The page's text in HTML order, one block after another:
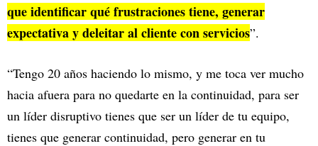
que identificar qué frustraciones tiene, generar
expectativa y deleitar al cliente con servicios”.
“Tengo 20 años haciendo lo mismo, y me toca ver mucho
hacia afuera para no quedarte en la continuidad, para ser
un líder disruptivo tienes que ser un líder de tu equipo,
tienes que generar continuidad, pero generar en tu